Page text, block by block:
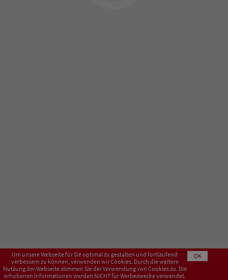
Um unsere Webseite für Sie optimal zu gestalten und fortlaufend
verbessern zu können, verwenden wir Cookies. Durch die weitere
Nutzung der Webseite stimmen Sie der Verwendung von Cookies zu. Die
erhobenen Informationen werden NICHT für Werbezwecke verwendet.
OK